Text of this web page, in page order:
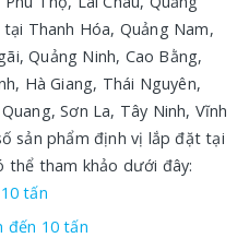
Thanh Hóa, Quảng Nam,
Quảng Ninh, Cao Bằng,
Hà Giang, Thái Nguyên,
Sơn La, Tây Ninh, Vĩnh
sản phẩm định vị lắp đặt tại
thể tham khảo dưới đây:
tấn
đến 10 tấn